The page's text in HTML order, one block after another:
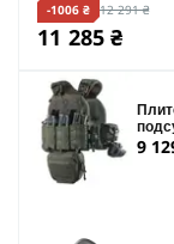
-1006 ₴ 12 291 ₴
11 285 ₴
9